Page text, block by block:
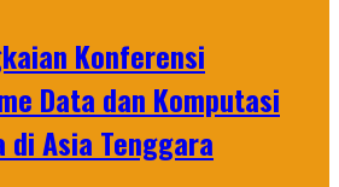
Konferensi
Data dan Komputasi
di Asia Tenggara